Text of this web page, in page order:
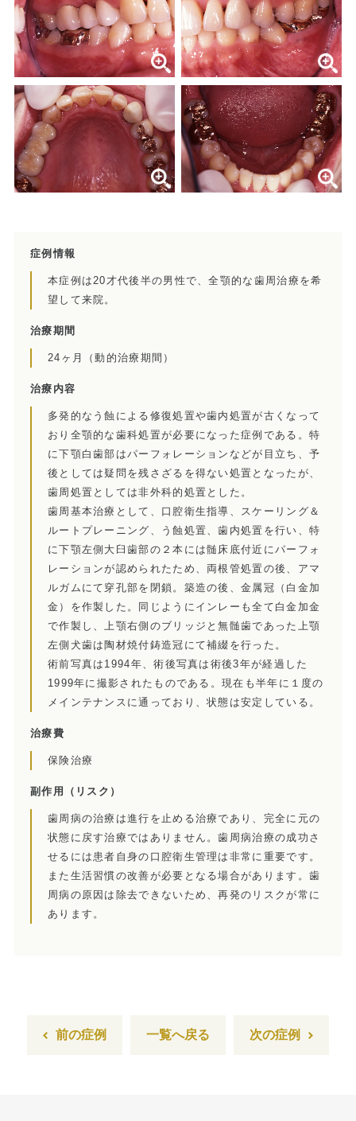
症例集
歯周病治療/予防歯科
歯周病治療とは
ペリオドンタルメディスン
再生療法とは
訪問診療/その他
歯科用CT
顎関節症とは
特殊義歯とは
症例集
費用について
マイクロスコープ歯科治療
歯周外科治療（再生療法）
かぶせもの、詰め物
インプラント
ホワイトニング
歯科用CT撮影
歯列矯正
症例情報
本症例は20才代後半の男性で、全顎的な歯周治療を希
望して来院。
治療期間
24ヶ月（動的治療期間）
治療内容
多発的なう蝕による修復処置や歯内処置が古くなって
おり全顎的な歯科処置が必要になった症例である。特
に下顎白歯部はパーフォレーションなどが目立ち、予
後としては疑問を残さざるを得ない処置となったが、
歯周処置としては非外科的処置とした。
歯周基本治療として、口腔衛生指導、スケーリング＆
ルートプレーニング、う蝕処置、歯内処置を行い、特
に下顎左側大臼歯部の２本には髄床底付近にパーフォ
レーションが認められたため、両根管処置の後、アマ
ルガムにて穿孔部を閉鎖。築造の後、金属冠（白金加
金）を作製した。同じようにインレーも全て白金加金
で作製し、上顎右側のブリッジと無髄歯であった上顎
左側犬歯は陶材焼付鋳造冠にて補綴を行った。
術前写真は1994年、術後写真は術後3年が経過した
1999年に撮影されたものである。現在も半年に１度の
メインテナンスに通っており、状態は安定している。
治療費
保険治療
副作用 （リスク）
歯周病の治療は進行を止める治療であり、完全に元の
状態に戻す治療ではありません。歯周病治療の成功さ
せるには患者自身の口腔衛生管理は非常に重要です。
また生活習慣の改善が必要となる場合があります。歯
周病の原因は除去できないため、再発のリスクが常に
あります。
前の症例 一覧へ戻る 次の症例